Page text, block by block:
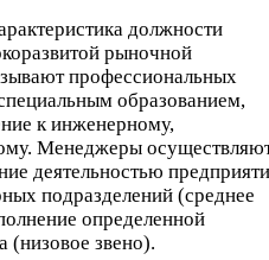
должности
рыночной
профессиональных
образованием,
к инженерному,
Менеджеры
деятельностью
подразделений (среднее
определенной
(низовое звено).